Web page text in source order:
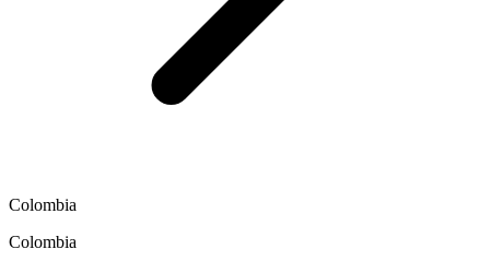
Colombia
Colombia